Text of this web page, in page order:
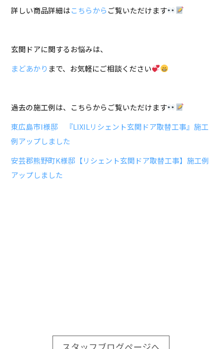
詳しい商品詳細はこちらから ご覧いただけます
玄関ドアに関するお悩みは、
まどあかり まで、お気軽にご相談ください
過去の施工例は、こちらからご覧いただけます
東広島市I様邸 『LIXILリシェント玄関ドア取替工事』施工
例アップしました
安芸郡熊野町K様邸【リシェント玄関ドア取替工事】施工例
アップしました